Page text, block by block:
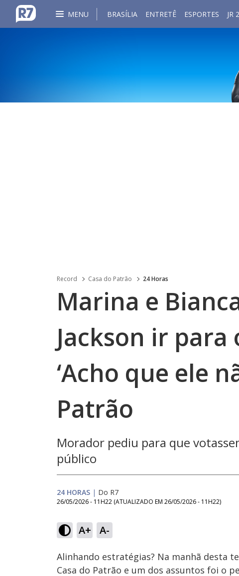
MENU BRASÍLIA ENTRETÊ ESPORTES JR
Record Casa do Patrão 24 Horas
Marina e
Jackson ir para
‘Acho que ele
Patrão
Morador pediu para que
público
24 HORAS | Do R7
26/05/2026 - 11H22 (ATUALIZADO EM 26/05/2026 - 11H22)
A+ A-
Ativar
Som
Alinhando estratégias? Na manhã desta
Casa do Patrão e um dos assuntos foi o